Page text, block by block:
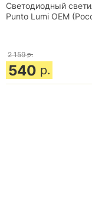
Светодиодный
Punto Lumi OEM
2 159 р.
540 р.